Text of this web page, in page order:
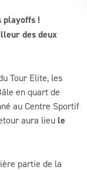
playoffs !
des deux
Tour Elite, les
en quart de
au Centre Sportif
aura lieu le
partie de la